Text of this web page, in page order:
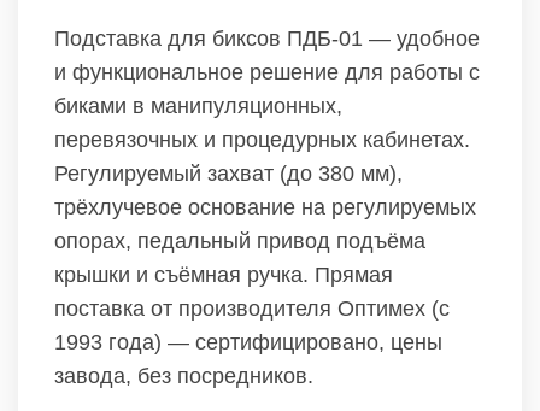
Подставка для биксов ПДБ-01 — удобное
и функциональное решение для работы с
биками в манипуляционных,
перевязочных и процедурных кабинетах.
Регулируемый захват (до 380 мм),
трёхлучевое основание на регулируемых
опорах, педальный привод подъёма
крышки и съёмная ручка. Прямая
поставка от производителя Оптимех (с
1993 года) — сертифицировано, цены
завода, без посредников.